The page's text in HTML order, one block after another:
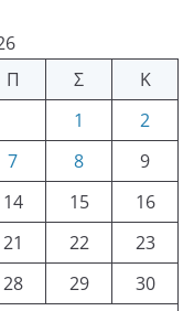
Π Σ
Κ
1
2
7 8
9
14 15
16
21 22
23
28 29
30